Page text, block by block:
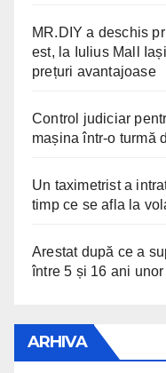
MR.DIY a deschis
est, la Iulius Mall
prețuri avantajoase
Control judiciar
mașina într-o turmă
Un taximetrist a
timp ce se afla la
Arestat după ce a
între 5 și 16 ani
ARHIVA